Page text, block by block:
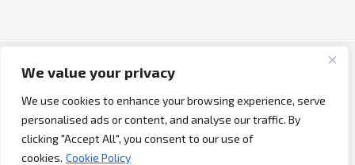
We value your privacy
We use cookies to enhance your browsing experience, serve
personalised ads or content, and analyse our traffic. By
clicking "Accept All", you consent to our use of
cookies. Cookie Policy
Copyright © 2026 Bh Dijaspora.
O nama
Marketing
Uslovi korištenja